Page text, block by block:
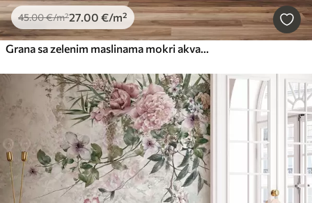
45.00€/m²27.00 €/m²
Grana sa zelenim maslinama mokri akvarel